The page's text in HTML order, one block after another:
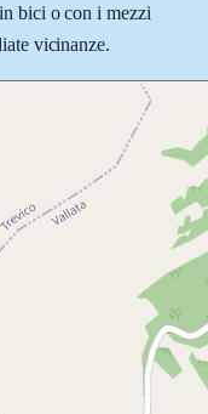
bici o con i mezzi
vicinanze.